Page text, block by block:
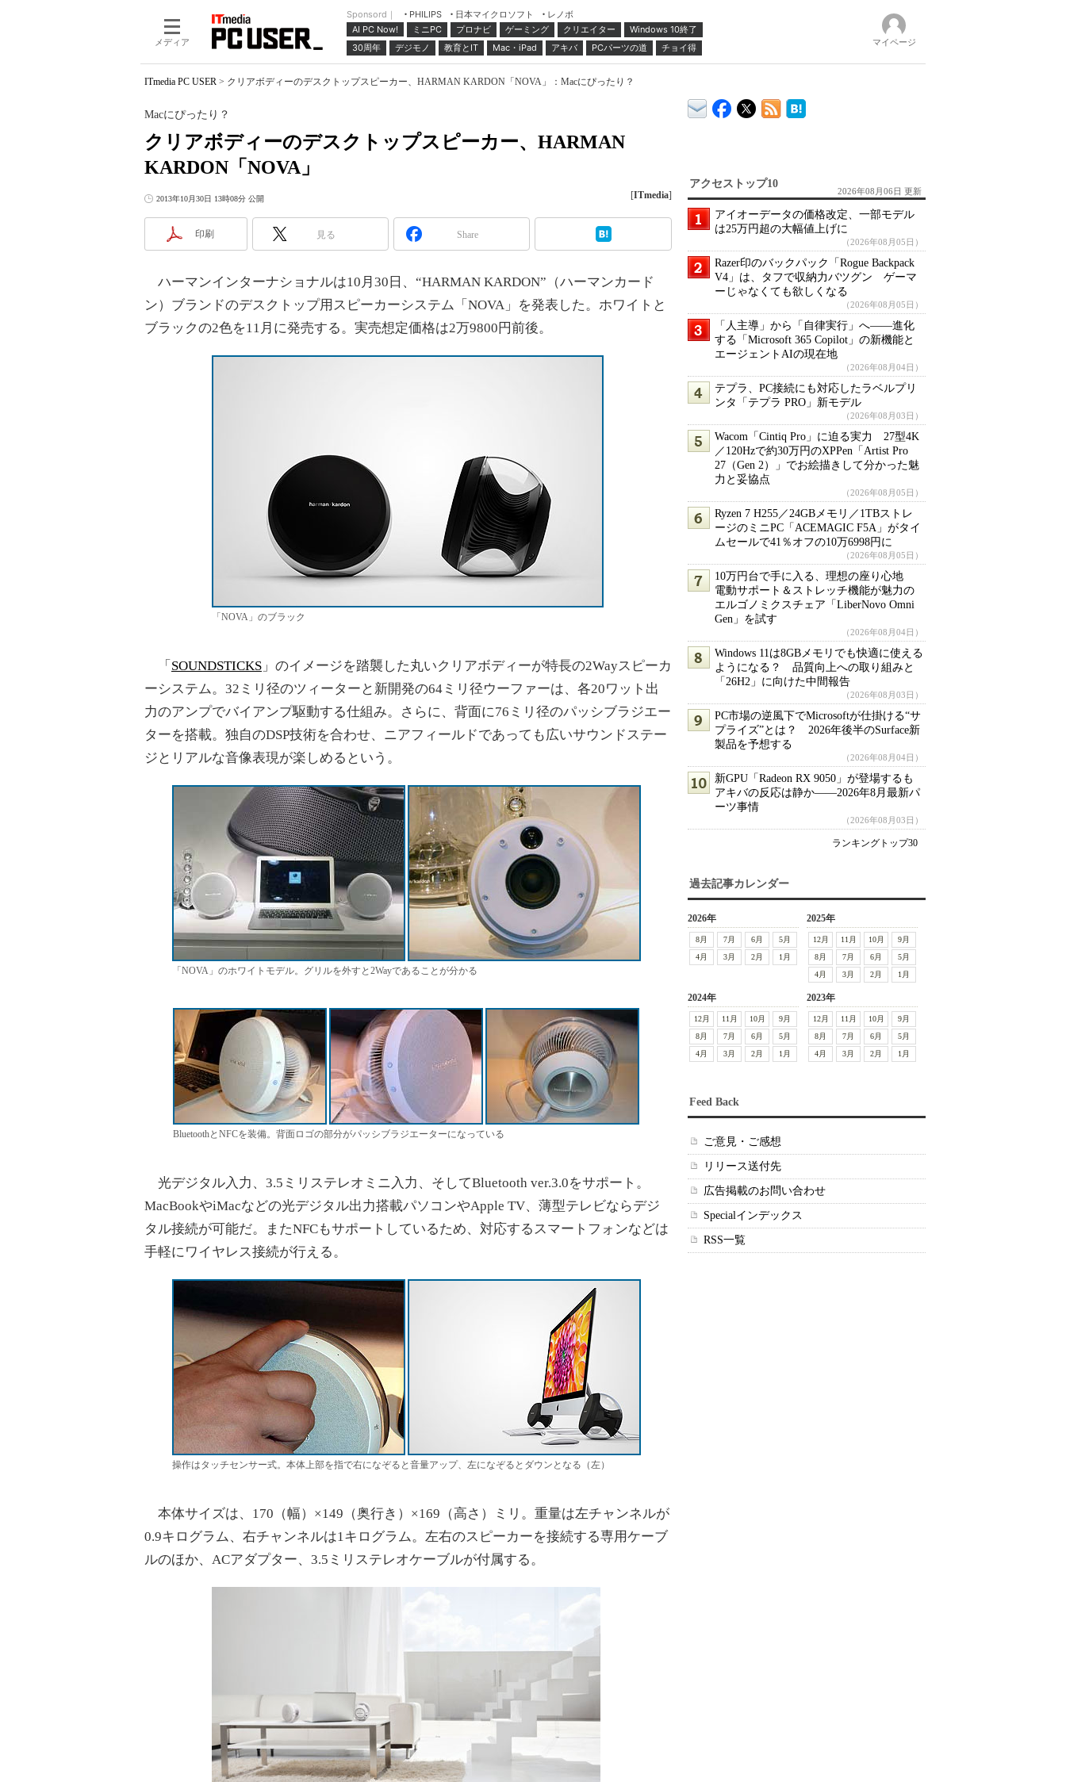
メディア
Sponsord｜ PHILIPS 日本マイクロソフト
レノボ
AI PC Now!
ミニPC プロナビ ゲーミング クリエイター
Windows 10終了
30周年
デジモノ 教育とIT Mac・iPad アキバ PCパーツの道 チョイ得 マイページ
ITmedia PC USER > クリアボディーのデスクトップスピーカー、HARMAN KARDON「NOVA」：Macにぴったり？
クリアボディーのデスクトップスピーカー、HARMAN
KARDON「NOVA」
Macにぴったり？
2013年10月30日 13時08分 公開 [ITmedia]
印刷 見る Share
ハーマンインターナショナルは10月30日、“HARMAN KARDON”（ハーマンカード
ン）ブランドのデスクトップ用スピーカーシステム「NOVA」を発表した。ホワイトと
ブラックの2色を11月に発売する。実売想定価格は2万9800円前後。
「NOVA」のブラック
「 SOUNDSTICKS 」のイメージを踏襲した丸いクリアボディーが特長の2Wayスピーカ
ーシステム。32ミリ径のツィーターと新開発の64ミリ径ウーファーは、各20ワット出
力のアンプでバイアンプ駆動する仕組み。さらに、背面に76ミリ径のパッシブラジエー
ターを搭載。独自のDSP技術を合わせ、ニアフィールドであっても広いサウンドステー
ジとリアルな音像表現が楽しめるという。
「NOVA」のホワイトモデル。グリルを外すと2Wayであることが分かる
BluetoothとNFCを装備。背面ロゴの部分がパッシブラジエーターになっている
光デジタル入力、3.5ミリステレオミニ入力、そしてBluetooth ver.3.0をサポート。
MacBookやiMacなどの光デジタル出力搭載パソコンやApple TV、薄型テレビならデジ
タル接続が可能だ。またNFCもサポートしているため、対応するスマートフォンなどは
手軽にワイヤレス接続が行える。
操作はタッチセンサー式。本体上部を指で右になぞると音量アップ、左になぞるとダウンとなる（左）
本体サイズは、170（幅）×149（奥行き）×169（高さ）ミリ。重量は左チャンネルが
0.9キログラム、右チャンネルは1キログラム。左右のスピーカーを接続する専用ケーブ
ルのほか、ACアダプター、3.5ミリステレオケーブルが付属する。
アクセストップ10
2026年08月06日 更新
アイオーデータの価格改定、一部モデル
は25万円超の大幅値上げに
（2026年08月05日）
Razer印のバックパック「Rogue Backpack
V4」は、タフで収納力バツグン ゲーマ
ーじゃなくても欲しくなる
（2026年08月05日）
「人主導」から「自律実行」へ――進化
する「Microsoft 365 Copilot」の新機能と
エージェントAIの現在地
（2026年08月04日）
テプラ、PC接続にも対応したラベルプリ
ンタ「テプラ PRO」新モデル
（2026年08月03日）
Wacom「Cintiq Pro」に迫る実力 27型4K
／120Hzで約30万円のXPPen「Artist Pro
27（Gen 2）」でお絵描きして分かった魅
力と妥協点
（2026年08月05日）
Ryzen 7 H255／24GBメモリ／1TBストレ
ージのミニPC「ACEMAGIC F5A」がタイ
ムセールで41％オフの10万6998円に
（2026年08月05日）
10万円台で手に入る、理想の座り心地
電動サポート＆ストレッチ機能が魅力の
エルゴノミクスチェア「LiberNovo Omni
Gen」を試す
（2026年08月04日）
Windows 11は8GBメモリでも快適に使える
ようになる？ 品質向上への取り組みと
「26H2」に向けた中間報告
（2026年08月03日）
PC市場の逆風下でMicrosoftが仕掛ける“サ
プライズ”とは？ 2026年後半のSurface新
製品を予想する
（2026年08月04日）
新GPU「Radeon RX 9050」が登場するも
アキバの反応は静か――2026年8月最新パ
ーツ事情
（2026年08月03日）
ランキングトップ30
過去記事カレンダー
2026年
8月 7月 6月
5月
4月
3月 2月 1月
2025年
12月 11月 10月
9月
8月
7月 6月
5月
4月
3月 2月 1月
2024年
12月 11月 10月
9月
8月
7月 6月
5月
4月
3月 2月 1月
2023年
12月 11月 10月
9月
8月
7月 6月
5月
4月
3月 2月 1月
Feed Back
ご意見・ご感想
リリース送付先
広告掲載のお問い合わせ
Specialインデックス
RSS一覧